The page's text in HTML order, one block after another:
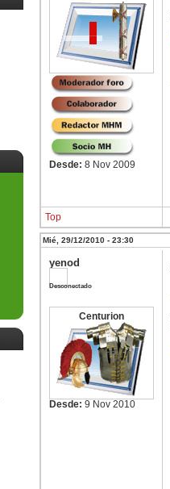
Desde: 8 Nov 2009
Top
Mié, 29/12/2010 - 23:30
yenod
Desconectado
Centurion
Desde: 9 Nov 2010